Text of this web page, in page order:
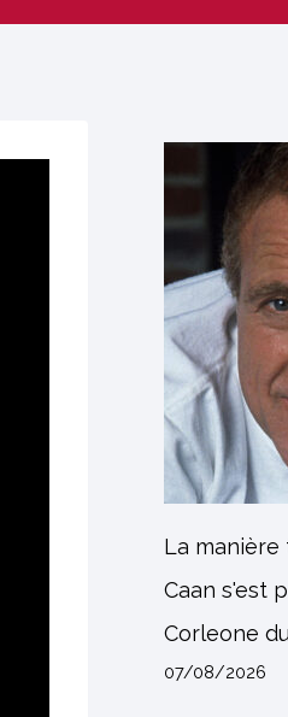
La manière
Caan s'est
Corleone
07/08/2026